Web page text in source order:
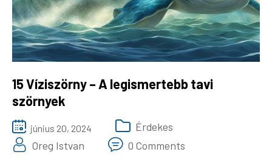
Divat
Ingatlan
15 Víziszörny – A legismertebb tavi
szörnyek
június 20, 2024
Érdekes
Oreg Istvan
0 Comments